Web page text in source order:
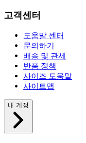
고객센터
도움말 센터
문의하기
배송 및 관세
반품 정책
사이즈 도움말
사이트맵
내 계정